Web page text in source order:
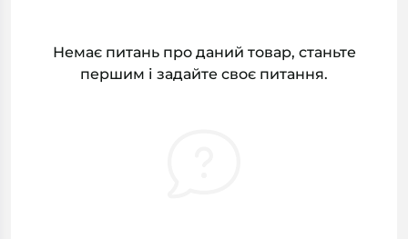
Немає питань про даний товар, станьте
першим і задайте своє питання.